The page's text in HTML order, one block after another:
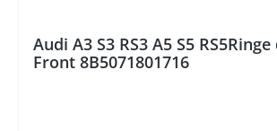
Audi A3 S3 RS3 A5 S5
Front 8B5071801716